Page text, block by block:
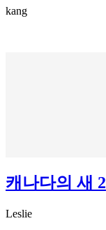
kang
캐나다의 새 2
Leslie